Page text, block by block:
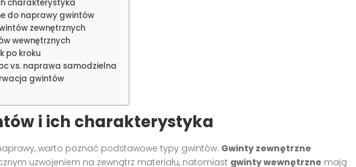
charakterystyka
do naprawy gwintów
zewnętrznych
wewnętrznych
po kroku
vs. naprawa samodzielna
gwintów
i ich charakterystyka
warto poznać podstawowe typy gwintów. Gwinty zewnętrzne
uzwojeniem na zewnątrz materiału, natomiast gwinty wewnętrzne mają